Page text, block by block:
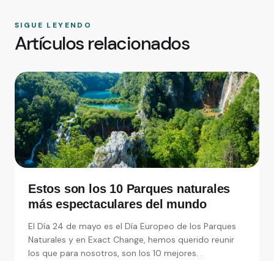
SIGUE LEYENDO
Artículos relacionados
Estos son los 10 Parques naturales
más espectaculares del mundo
El Día 24 de mayo es el Día Europeo de los Parques
Naturales y en Exact Change, hemos querido reunir
los que para nosotros, son los 10 mejores. .